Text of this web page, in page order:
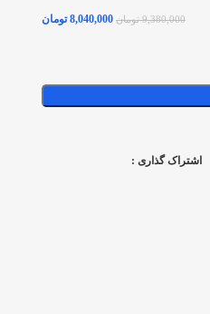
9,380,000 تومان 8,040,000 تومان
اشتراک گذاری :